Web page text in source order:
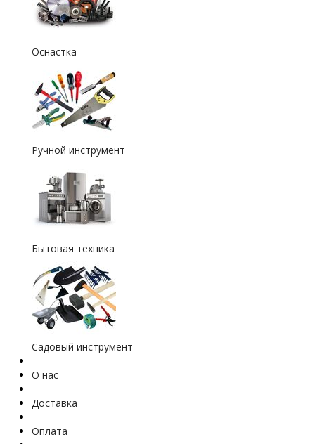
Оснастка
Ручной инструмент
Бытовая техника
Садовый инструмент
О нас
Доставка
Оплата